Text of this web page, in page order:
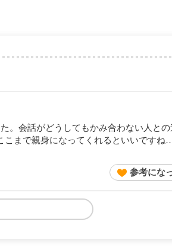
。会話がどうしてもかみ合わない人と
まで親身になってくれるといいです
参考にな